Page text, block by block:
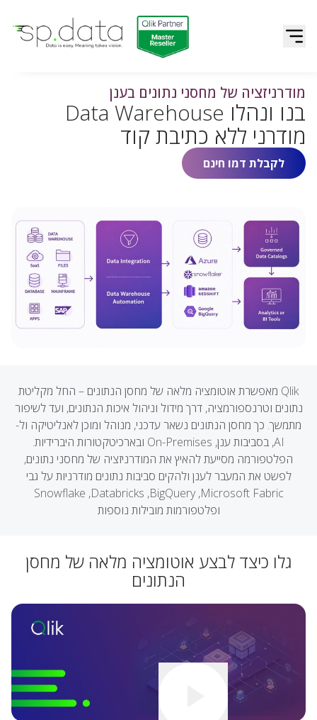
מודרניזציה של מחסני נתונים בענן
בנו ונהלו Data Warehouse
מודרני ללא כתיבת קוד
לקבלת דמו חינם
Qlik מאפשרת אוטומציה מלאה של מחסן הנתונים – החל מקליטת
נתונים וטרנספורמציה, דרך מידול וניהול איכות הנתונים, ועד לשיפור
מתמשך. כך מחסן הנתונים נשאר עדכני, מנוהל ומוכן לאנליטיקה ול-
AI, בסביבות ענן, On-Premises ובארכיטקטורות היברידיות.
הפלטפורמה מסייעת להאיץ את המודרניזציה של מחסני נתונים,
לפשט את המעבר לענן ולהקים סביבות נתונים מודרניות על גבי
Snowflake ,Databricks ,BigQuery ,Microsoft Fabric
ופלטפורמות מובילות נוספות
גלו כיצד לבצע אוטומציה מלאה של מחסן
הנתונים
לצפייה בסרטון